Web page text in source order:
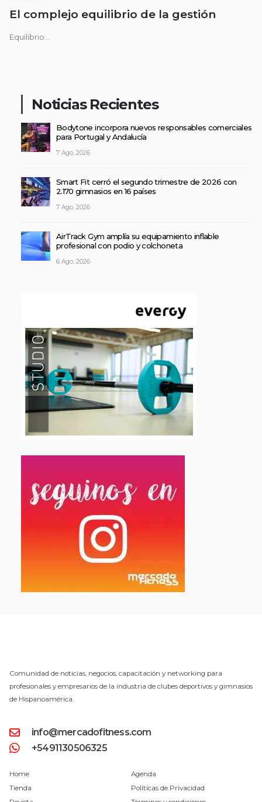
El complejo equilibrio de la gestión
Equilibrio...
Noticias Recientes
Bodytone incorpora nuevos responsables comerciales
para Portugal y Andalucía
7 Ago, 2026
Smart Fit cerró el segundo trimestre de 2026 con
2.170 gimnasios en 16 países
7 Ago, 2026
AirTrack Gym amplía su equipamiento inflable
profesional con podio y colchoneta
6 Ago, 2026
Comunidad de noticias, negocios, capacitación y networking para
profesionales y empresarios de la industria de clubes deportivos y gimnasios
de Hispanoamérica.
info@mercadofitness.com
+5491130506325
Home
Tienda
Agenda
Políticas de Privacidad